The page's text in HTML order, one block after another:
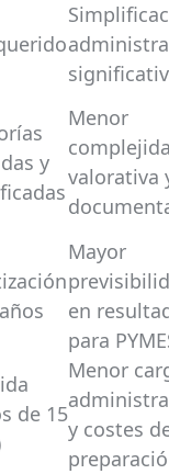
y
Menor
valorativa
Mayor
en
para
de 15
Menor
y costes